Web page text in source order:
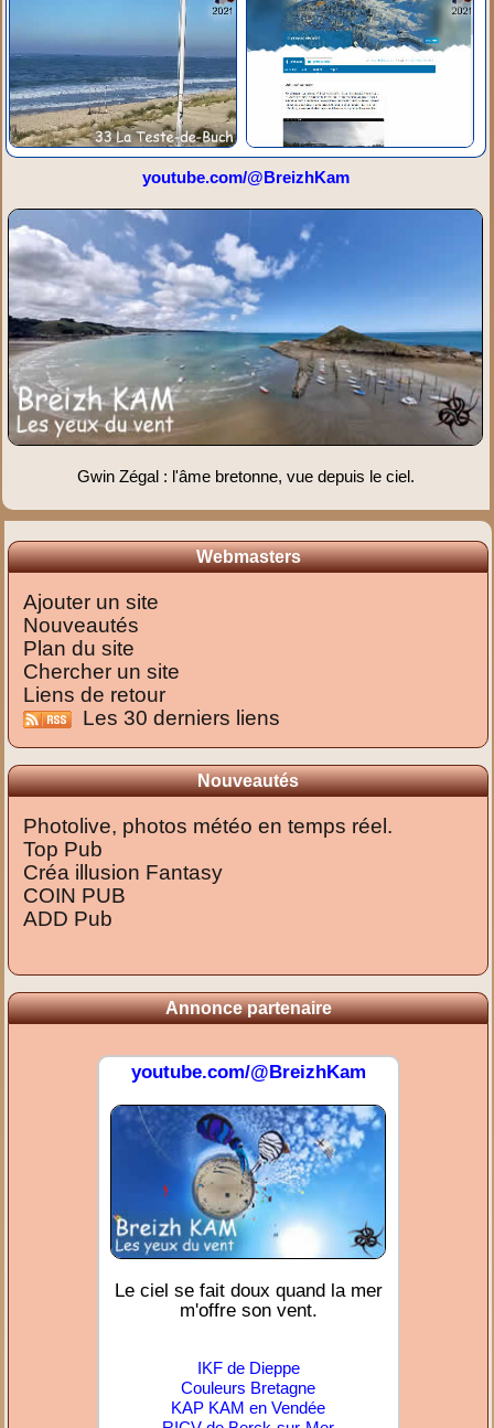
youtube.com/@BreizhKam
Gwin Zégal : l'âme bretonne, vue depuis le ciel.
Webmasters
Ajouter un site
Nouveautés
Plan du site
Chercher un site
Liens de retour
Les 30 derniers liens
Nouveautés
Photolive, photos météo en temps réel.
Top Pub
Créa illusion Fantasy
COIN PUB
ADD Pub
Annonce partenaire
youtube.com/@BreizhKam
Le ciel se fait doux quand la mer
m'offre son vent.
IKF de Dieppe
Couleurs Bretagne
KAP KAM en Vendée